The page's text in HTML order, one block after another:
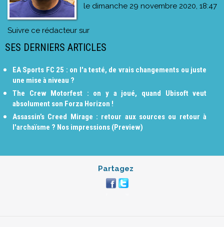
le dimanche 29 novembre 2020, 18:47
Suivre ce rédacteur sur
SES DERNIERS ARTICLES
EA Sports FC 25 : on l'a testé, de vrais changements ou juste
une mise à niveau ?
The Crew Motorfest : on y a joué, quand Ubisoft veut
absolument son Forza Horizon !
Assassin’s Creed Mirage : retour aux sources ou retour à
l'archaïsme ? Nos impressions (Preview)
Partagez